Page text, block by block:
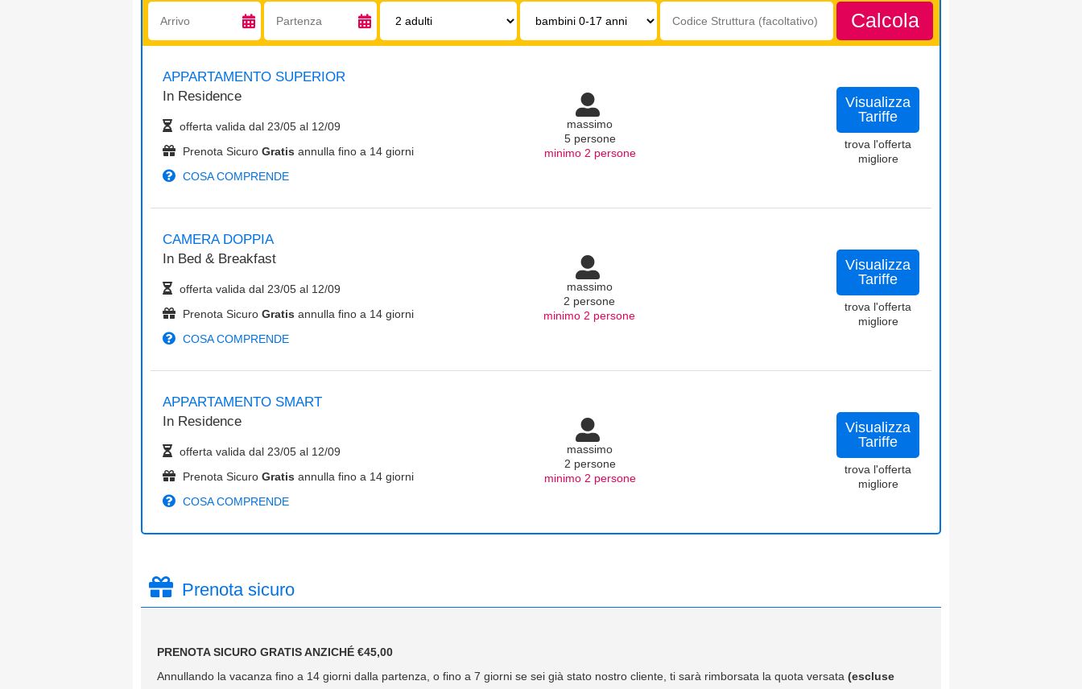
Arrivo: Partenza: Adulti:
Bambini
17
Codice
struttura:
Calcola
APPARTAMENTO SUPERIOR
In Residence
offerta valida dal 23/05 al 12/09
Prenota Sicuro Gratis annulla fino a 14 giorni
COSA COMPRENDE
massimo
5 persone
minimo 2 persone
Visualizza
Tariffe
trova l'offerta
migliore
CAMERA DOPPIA
In Bed & Breakfast
offerta valida dal 23/05 al 12/09
Prenota Sicuro Gratis annulla fino a 14 giorni
COSA COMPRENDE
massimo
2 persone
minimo 2 persone
Visualizza
Tariffe
trova l'offerta
migliore
APPARTAMENTO SMART
In Residence
offerta valida dal 23/05 al 12/09
Prenota Sicuro Gratis annulla fino a 14 giorni
COSA COMPRENDE
massimo
2 persone
minimo 2 persone
Visualizza
Tariffe
trova l'offerta
migliore
Prenota sicuro
PRENOTA SICURO GRATIS ANZICHÉ €45,00
Annullando la vacanza fino a 14 giorni dalla partenza, o fino a 7 giorni se sei già stato nostro cliente, ti sarà rimborsata la quota versata (escluse